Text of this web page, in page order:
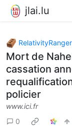
jlai.lu
RelativityRanger
Mort de
cassation
policier
www.ici.fr
0